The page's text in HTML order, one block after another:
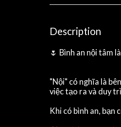
Description
🌷 Bình an nội tâm
"Nội" có nghĩa là
việc tạo ra và duy
Khi có bình an, bạn